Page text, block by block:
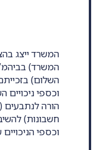
המשרד ייצג
המשרד)
השלום)
וכספי
הורה לנתבעים
חשבונות)
וכספי